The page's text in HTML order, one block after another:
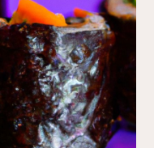
DELICAROOM"